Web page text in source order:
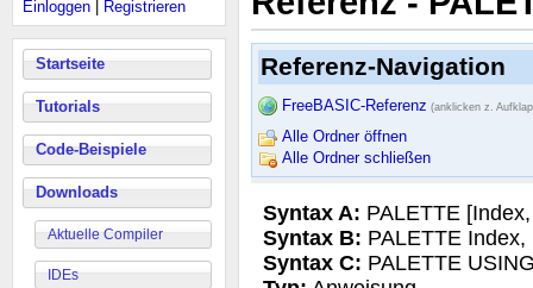
Einloggen
Registrieren
Startseite
Tutorials
Code-Beispiele
Downloads
Aktuelle Compiler
IDEs
Referenz-Navigation
FreeBASIC-Referenz (anklicken z.
Alle Ordner öffnen
Alle Ordner schließen
Syntax A: PALETTE
Syntax B: PALETTE
Syntax C: PALETTE